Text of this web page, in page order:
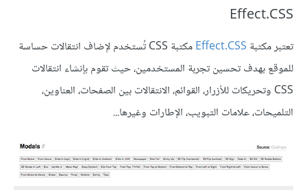
Effect.CSS
تعتبر مكتبة Effect.CSS
مكتبة CSS تُستخدم لإضاف انتقالات حساسة
للموقع بهدف تحسين تجربة المستخدمين، حيث تقوم بإنشاء انتقالات
CSS وتحريكات للأزرار، القوائم، الانتقالات بين الصفحات، العناوين،
التلميحات، علامات التبويب، الإطارات وغيرها...